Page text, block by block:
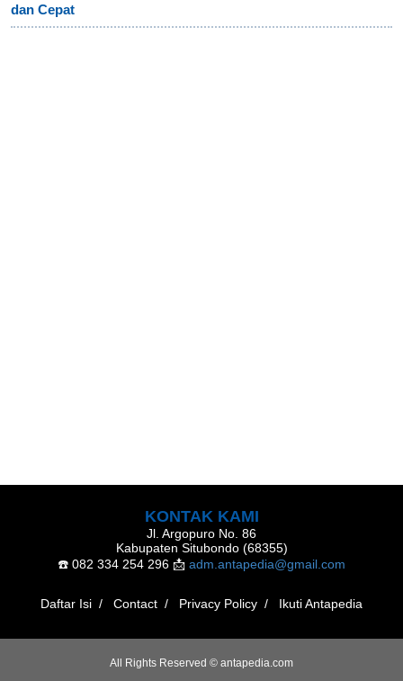
dan Cepat
KONTAK KAMI
Jl. Argopuro No. 86
Kabupaten Situbondo (68355)
☎️ 082 334 254 296 📩 adm.antapedia@gmail.com
Daftar Isi Contact Privacy Policy Ikuti Antapedia
All Rights Reserved © antapedia.com